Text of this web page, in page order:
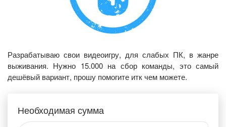
Разрабатываю свои видеоигру, для слабых ПК, в жанре
выживания. Нужно 15.000 на сбор команды, это самый
дешёвый вариант, прошу помогите итк чем можете.
Необходимая сумма